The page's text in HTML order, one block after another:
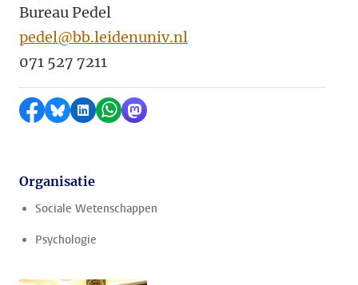
Bureau Pedel
pedel@bb.leidenuniv.nl
071 527 7211
Delen op Facebook
Delen via Bluesky
Delen op LinkedIn
Delen via WhatsApp
Delen via Mastodon
Organisatie
Sociale Wetenschappen
Psychologie